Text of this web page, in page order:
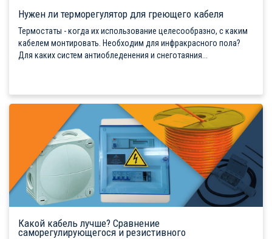
Нужен ли терморегулятор для греющего кабеля
Термостаты - когда их использование целесообразно, с каким
кабелем монтировать. Необходим для инфракрасного пола?
Для каких систем антиобледенения и снеготаяния...
Какой кабель лучше? Сравнение
саморегулирующегося и резистивного